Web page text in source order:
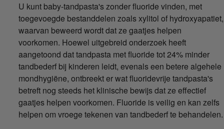
U kunt baby-tandpasta's zonder fluoride vinden, met
toegevoegde bestanddelen zoals xylitol of hydroxyapatiet,
waarvan beweerd wordt dat ze gaatjes helpen
voorkomen. Hoewel uitgebreid onderzoek heeft
aangetoond dat tandpasta met fluoride tot 24% minder
tandbederf bij kinderen leidt, evenals een betere algehele
mondhygiëne, ontbreekt er wat fluoridevrije tandpasta's
betreft nog steeds het klinische bewijs dat ze effectief
gaatjes helpen voorkomen. Fluoride is veilig en kan zelfs
helpen om vroege tekenen van tandbederf te behandelen.